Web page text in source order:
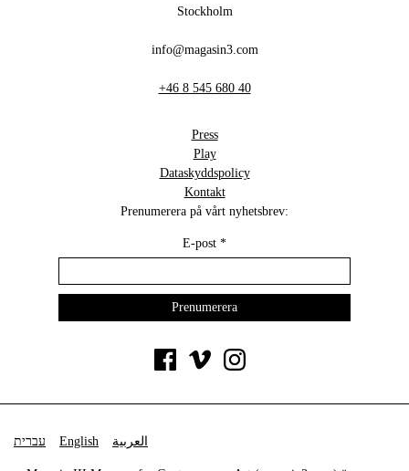
Stockholm
info@magasin3.com
+46 8 545 680 40
Press
Play
Dataskyddspolicy
Kontakt
Prenumerera på vårt nyhetsbrev:
E-post *
עברית English العربية